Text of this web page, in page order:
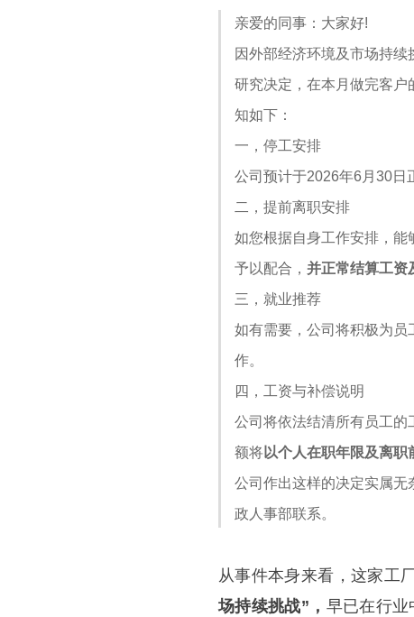
亲爱的同事：大家好!
因外部经济环境及市场持
研究决定，在本月做完客户
知如下：
一，停工安排
公司预计于2026年6月30日
二，提前离职安排
如您根据自身工作安排，
予以配合， 并正常结算工资
三，就业推荐
如有需要，公司将积极为员
作。
四，工资与补偿说明
公司将依法结清所有员工的
额将以个人在职年限及离
公司作出这样的决定实属
政人事部联系。
从事件本身来看，这家工
场持续挑战”， 早已在行业